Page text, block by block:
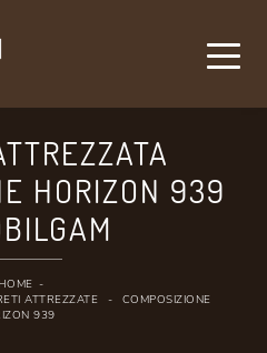
HORIZON 939
HOME -
ATTREZZATE -
COMPOSIZIONE
939